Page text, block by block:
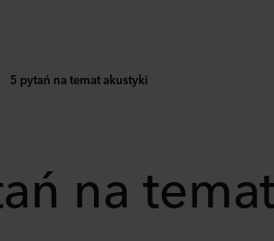
5 pytań na temat akustyki
na